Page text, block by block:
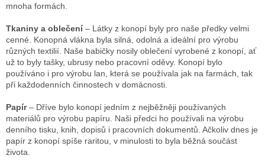
mnoha formách.
Tkaniny a oblečení– Látky z konopí byly pro naše předky velmi
cenné. Konopná vlákna byla silná, odolná a ideální pro výrobu
různých textilií. Naše babičky nosily oblečení vyrobené z konopí, ať
už to byly tašky, ubrusy nebo pracovní oděvy. Konopí bylo
používáno i pro výrobu lan, která se používala jak na farmách, tak
při každodenních činnostech v domácnosti.
Papír– Dříve bylo konopí jedním z nejběžněji používaných
materiálů pro výrobu papíru. Naši předci ho používali na výrobu
denního tisku, knih, dopisů i pracovních dokumentů. Ačkoliv dnes je
papír z konopí spíše raritou, v minulosti to byla běžná součást
života.